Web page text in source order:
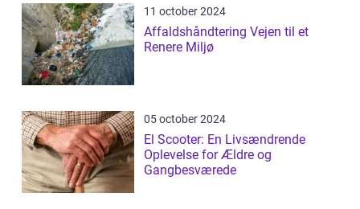
11 october 2024
Affaldshåndtering Vejen til et
Renere Miljø
05 october 2024
El Scooter: En Livsændrende
Oplevelse for Ældre og
Gangbesværede